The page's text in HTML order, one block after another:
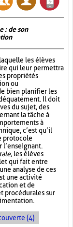
: de son
les élèves
qui leur permettra
propriétés
ou
bien planifier les
Il doit
du sujet, des
la tâche à
à
c’est qu’il
protocole
, les élèves
qui fait entre
analyse de ces
une activité
et de
procédurales sur
(4)